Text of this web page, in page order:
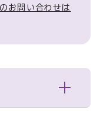
お問い合わせは